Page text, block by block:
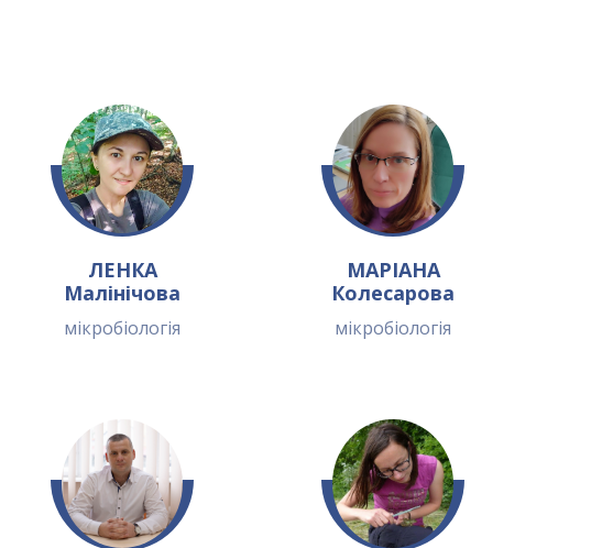
ЛЕНКА
Малінічова
мікробіологія
МАРІАНА
Колесарова
мікробіологія